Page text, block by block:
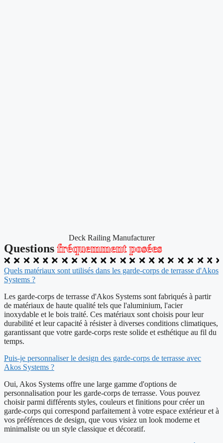
Deck Railing Manufacturer
Questionsfréquemment posées
Quels matériaux sont utilisés dans les garde-corps de terrasse d'Akos
Systems ?
Les garde-corps de terrasse d'Akos Systems sont fabriqués à partir
de matériaux de haute qualité tels que l'aluminium, l'acier
inoxydable et le bois traité. Ces matériaux sont choisis pour leur
durabilité et leur capacité à résister à diverses conditions climatiques,
garantissant que votre garde-corps reste solide et esthétique au fil du
temps.
Puis-je personnaliser le design des garde-corps de terrasse avec
Akos Systems ?
Oui, Akos Systems offre une large gamme d'options de
personnalisation pour les garde-corps de terrasse. Vous pouvez
choisir parmi différents styles, couleurs et finitions pour créer un
garde-corps qui correspond parfaitement à votre espace extérieur et à
vos préférences de design, que vous visiez un look moderne et
minimaliste ou un style classique et décoratif.